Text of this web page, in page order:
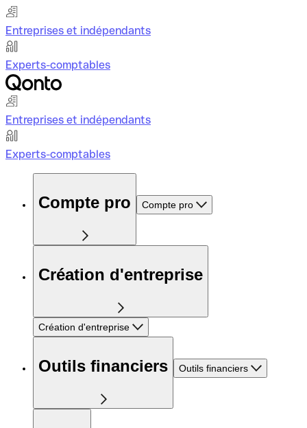
Entreprises et indépendants
Experts-comptables
Entreprises et indépendants
Experts-comptables
Compte pro Compte pro
Création d'entreprise
Création d'entreprise
Outils financiers Outils financiers